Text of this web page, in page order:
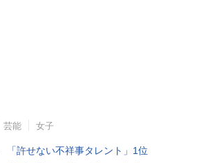
芸能 女子
「許せない不祥事タレント」1位